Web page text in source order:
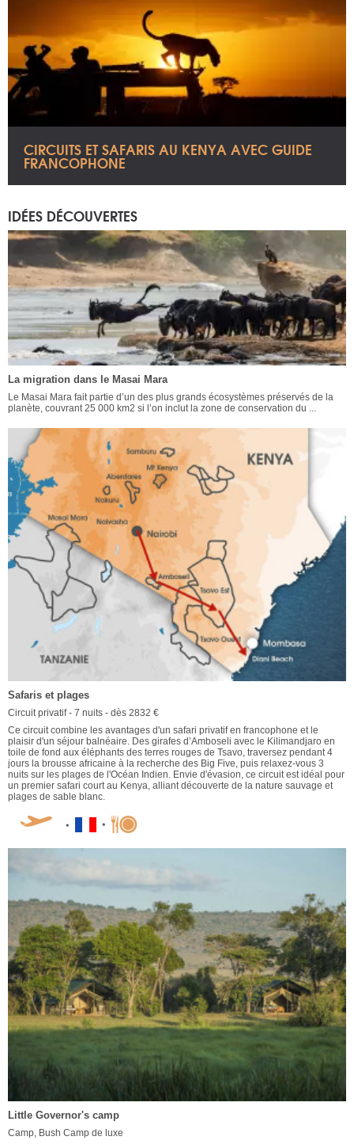
CIRCUITS ET SAFARIS AU KENYA AVEC GUIDE
FRANCOPHONE
IDÉES DÉCOUVERTES
La migration dans le Masai Mara
Le Masai Mara fait partie d’un des plus grands écosystèmes préservés de la
planète, couvrant 25 000 km2 si l’on inclut la zone de conservation du ...
Safaris et plages
Circuit privatif - 7 nuits - dès 2832 €
Ce circuit combine les avantages d'un safari privatif en francophone et le
plaisir d'un séjour balnéaire. Des girafes d’Amboseli avec le Kilimandjaro en
toile de fond aux éléphants des terres rouges de Tsavo, traversez pendant 4
jours la brousse africaine à la recherche des Big Five, puis relaxez-vous 3
nuits sur les plages de l'Océan Indien. Envie d'évasion, ce circuit est idéal pour
un premier safari court au Kenya, alliant découverte de la nature sauvage et
plages de sable blanc.
Little Governor's camp
Camp, Bush Camp de luxe